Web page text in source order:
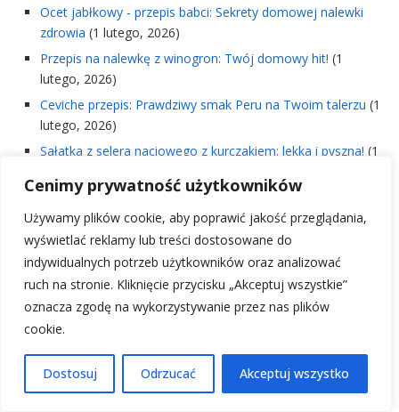
Cenimy prywatność użytkowników
Używamy plików cookie, aby poprawić jakość przeglądania,
wyświetlać reklamy lub treści dostosowane do
indywidualnych potrzeb użytkowników oraz analizować
ruch na stronie. Kliknięcie przycisku „Akceptuj wszystkie”
oznacza zgodę na wykorzystywanie przez nas plików
cookie.
Dostosuj Odrzucać Akceptuj wszystko
Ocet jabłkowy - przepis babci: Sekrety domowej nalewki
zdrowia (1 lutego, 2026)
Przepis na nalewkę z winogron: Twój domowy hit! (1
lutego, 2026)
Ceviche przepis: Prawdziwy smak Peru na Twoim talerzu (1
lutego, 2026)
Sałatka z selera naciowego z kurczakiem: lekka i pyszna! (1
Ile piec szynkę w piekarniku: Idealny czas i temperatura
lutego, 2026)
Sałatka waldorf oryginalny przepis: Klasyka smaku na
Twoim stole (1 lutego, 2026)
Tabbouleh przepis: Lekka i orzeźwiająca sałatka na lato!
lutego, 2026)
Przepis na dżem z borówki amerykańskiej: Prosty,
domowy smak lata! (1 lutego, 2026)
Dżem z jeżyn przepis: Szybki i prosty domowy dżem (1